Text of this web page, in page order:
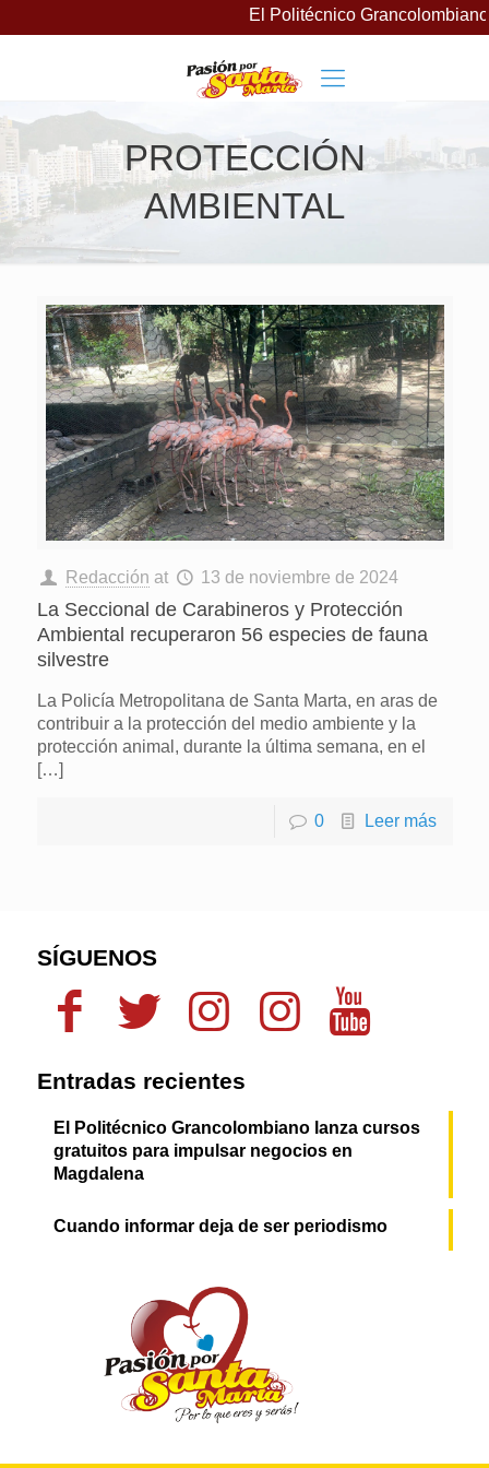
El Politécnico
PROTECCIÓN
AMBIENTAL
Redacción at 13 de noviembre de 2024
La Seccional de Carabineros y Protección
Ambiental recuperaron 56 especies de fauna
silvestre
La Policía Metropolitana de Santa Marta, en aras de
contribuir a la protección del medio ambiente y la
protección animal, durante la última semana, en el
[…]
0 Leer más
SÍGUENOS
Entradas recientes
El Politécnico Grancolombiano lanza cursos
gratuitos para impulsar negocios en
Magdalena
Cuando informar deja de ser periodismo